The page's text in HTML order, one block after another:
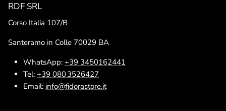
RDF SRL
Corso Italia 107/B
Santeramo in Colle 70029 BA
WhatsApp: +39 3450162441
Tel: +39 080 3526427
Email: info@fidorastore.it